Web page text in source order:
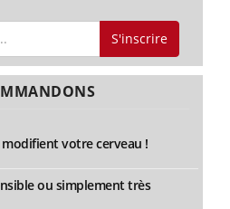
S'inscrire
votre cerveau !
ou simplement très